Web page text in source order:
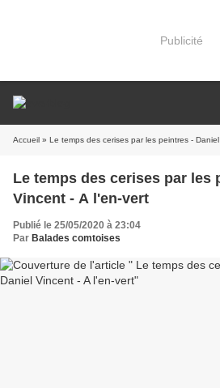
Publicité
Accueil » Le temps des cerises par les peintres -
Le temps des cerises par les
Vincent - A l'en-vert
Publié le 25/05/2020 à 23:04
Par Balades comtoises